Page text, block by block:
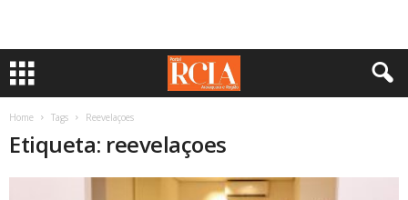
Home Tags Reevelaçoes
Etiqueta: reevelaçoes